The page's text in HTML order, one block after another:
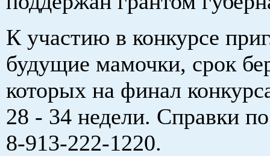
К участию в конкурсе
будущие мамочки, срок
которых на финал
28 - 34 недели. Справки
8-913-222-1220.